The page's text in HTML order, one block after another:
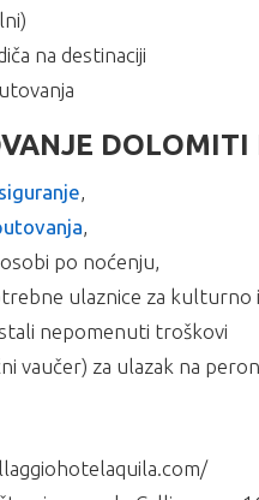
na destinaciji
DOLOMITI
,
,
po noćenju,
ulaznice za kulturno
nepomenuti troškovi
vaučer) za ulazak na